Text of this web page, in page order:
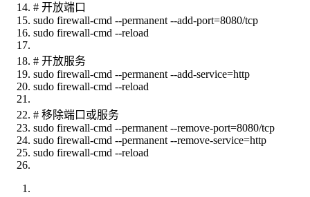
# 开放端口
sudo firewall-cmd --permanent --add-port=8080/tcp
sudo firewall-cmd --reload
# 开放服务
sudo firewall-cmd --permanent --add-service=http
sudo firewall-cmd --reload
# 移除端口或服务
sudo firewall-cmd --permanent --remove-port=8080/tcp
sudo firewall-cmd --permanent --remove-service=http
sudo firewall-cmd --reload